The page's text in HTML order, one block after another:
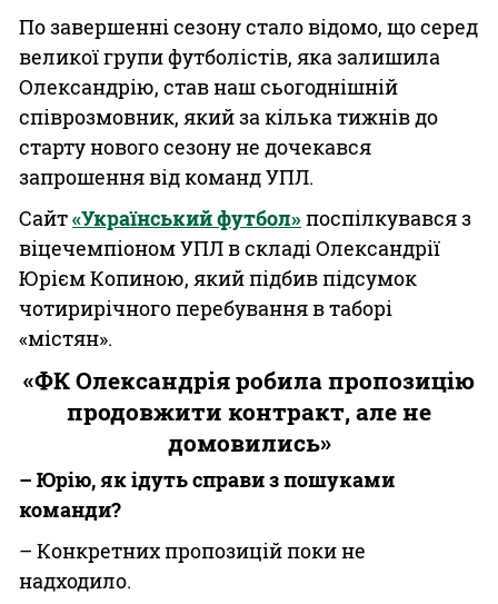
По завершенні сезону стало відомо, що серед
великої групи футболістів, яка залишила
Олександрію, став наш сьогоднішній
співрозмовник, який за кілька тижнів до
старту нового сезону не дочекався
запрошення від команд УПЛ.
Сайт«Український футбол»поспілкувався з
віцечемпіоном УПЛ в складі Олександрії
Юрієм Копиною, який підбив підсумок
чотирирічного перебування в таборі
«містян».
«ФК Олександрія робила пропозицію
продовжити контракт, але не
домовились»
– Юрію, як ідуть справи з пошуками
команди?
– Конкретних пропозицій поки не
надходило.